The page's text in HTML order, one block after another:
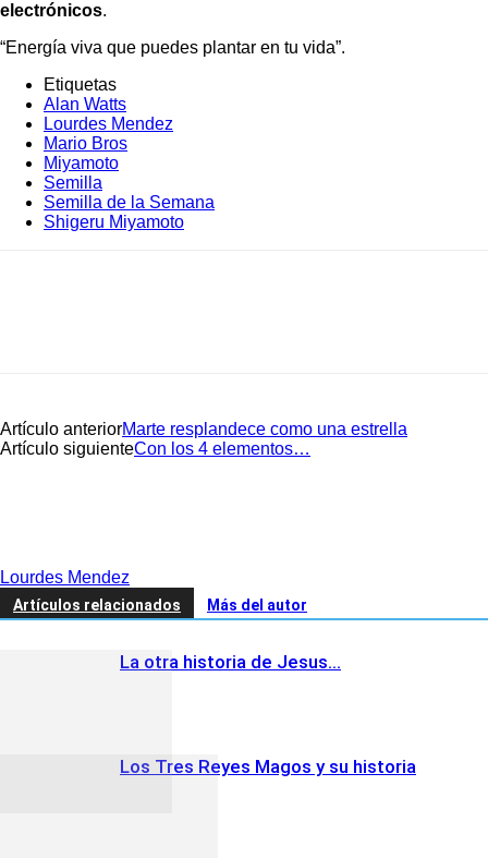
electrónicos.
“Energía viva que puedes plantar en tu vida”.
Etiquetas
Alan Watts
Lourdes Mendez
Mario Bros
Miyamoto
Semilla
Semilla de la Semana
Shigeru Miyamoto
Artículo anteriorMarte resplandece como una estrella
Artículo siguienteCon los 4 elementos…
Lourdes Mendez
Artículos relacionados Más del autor
La otra historia de Jesus…
Los Tres Reyes Magos y su historia